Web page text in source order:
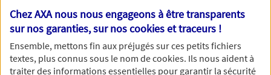
meilleurs délais par mail ou par téléphone.
Votre message :
Chez AXA nous nous engageons à être transparents
sur nos garanties, sur noscookies et traceurs !
Ensemble, mettons fin aux préjugés sur ces petits fichiers
textes, plus connus sous le nom decookies. Ils nous aident à
traiter des informations essentielles pour garantir la sécurité